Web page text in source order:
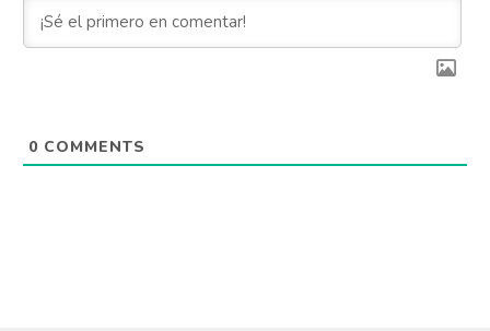
0 COMMENTS